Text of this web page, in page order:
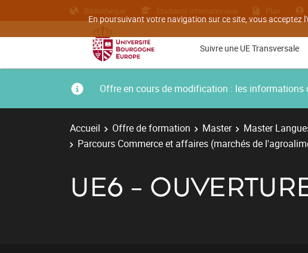
En poursuivant votre navigation sur ce site, vous
Bibliothèque Etudiants internationaux Plan
Suivre une UE Transversale
Offre en cours de modification : les informations
Accueil Offre de formation Master
Master
Parcours Commerce et affaires (marchés de
UE6 -